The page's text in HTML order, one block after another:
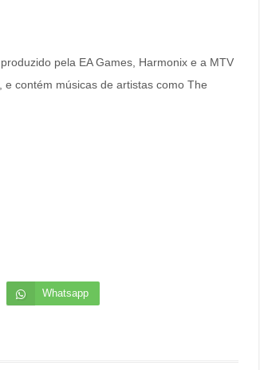
pela EA Games, Harmonix e a MTV
contém músicas de artistas como The
Whatsapp